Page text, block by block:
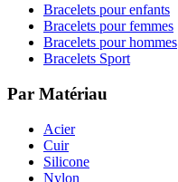
Bracelets pour enfants
Bracelets pour femmes
Bracelets pour hommes
Bracelets Sport
Par Matériau
Acier
Cuir
Silicone
Nylon